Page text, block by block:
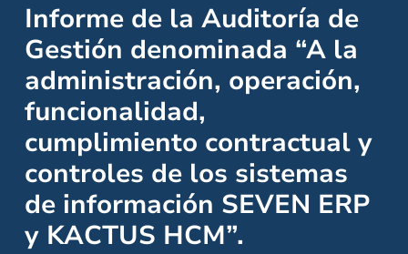
Informe de la Auditoría de
Gestión denominada “A la
administración, operación,
funcionalidad,
cumplimiento contractual y
controles de los sistemas
de información SEVEN ERP
y KACTUS HCM”.